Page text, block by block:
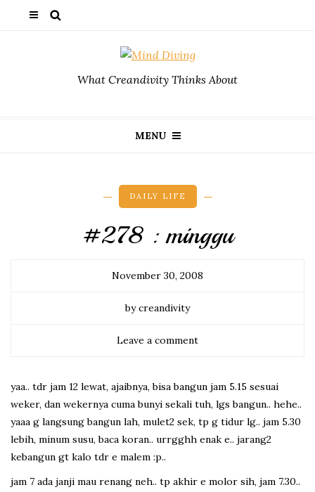
What Creandivity Thinks About
MENU
DAILY LIFE
#278 : minggu
November 30, 2008
by creandivity
Leave a comment
yaa.. tdr jam 12 lewat, ajaibnya, bisa bangun jam 5.15 sesuai
weker, dan wekernya cuma bunyi sekali tuh, lgs bangun.. hehe..
yaaa g langsung bangun lah, mulet2 sek, tp g tidur lg.. jam 5.30
lebih, minum susu, baca koran.. urrgghh enak e.. jarang2
kebangun gt kalo tdr e malem :p..
jam 7 ada janji mau renang neh.. tp akhir e molor sih, jam 7.30..